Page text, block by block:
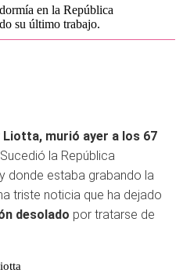
en la República
su último trabajo.
Liotta, murió ayer a los 67
Sucedió la República
donde estaba grabando la
triste noticia que ha dejado
desolado por tratarse de